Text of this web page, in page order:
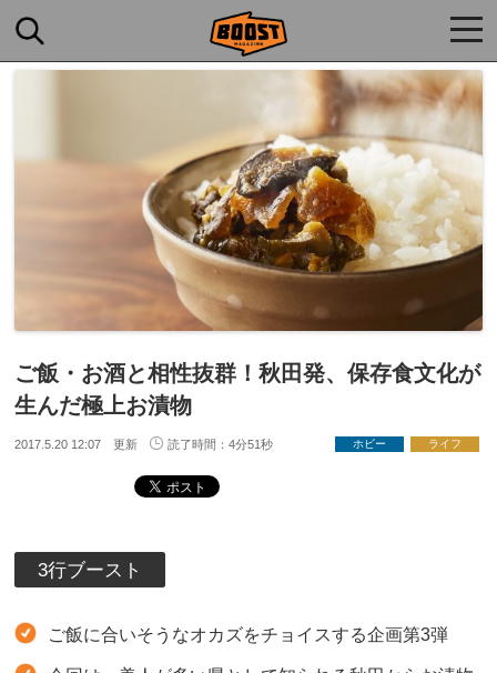
ご飯・お酒と相性抜群！秋田発、保存食文化が
生んだ極上お漬物
2017.5.20 12:07 更新 読了時間：4分51秒 ホビー ライフ
3行ブースト
ご飯に合いそうなオカズをチョイスする企画第3弾